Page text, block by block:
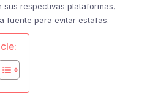
respectivas plataformas,
fuente para evitar estafas.